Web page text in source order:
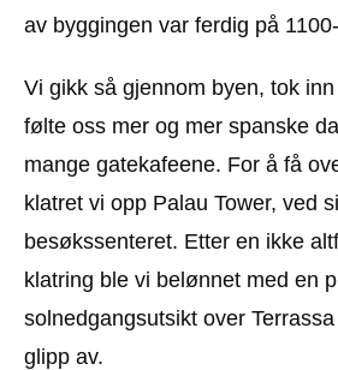
av byggingen var ferdig på
Vi gikk så gjennom byen, tok
følte oss mer og mer spanske
mange gatekafeene. For å få
klatret vi opp Palau Tower, ved
besøkssenteret. Etter en ikke
klatring ble vi belønnet med en
solnedgangsutsikt over
glipp av.